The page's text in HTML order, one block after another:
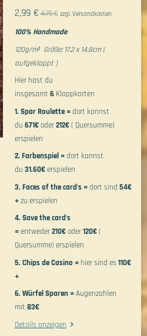
2,99 € 4,75 € zzgl. Versandkosten
100% Handmade
120g/m² Größe: 17.2 x 14.8cm (
aufgeklappt )
Hier hast du
insgesamt 6 Klappkarten
1. Spar Roulette =dort kannst
du 671€oder212€( Quersumme)
erspielen
2. Farbenspiel =dort kannst
du 31.60€erspielen
3. Faces of the card's =dort sind 54€
+zu erspielen
4. Save the card's
=entweder210€oder120€(
Quersumme) erspielen
5. Chips de Casino = hier sind es 110€
+
6. Würfel Sparen =Augenzahlen
mit 83€
Details anzeigen